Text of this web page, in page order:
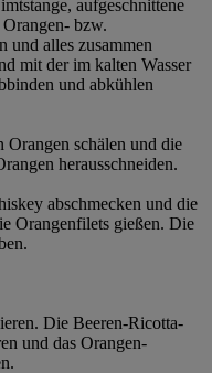
aufgeschnittene
bzw.
und alles zusammen
mit der im kalten Wasser
und abkühlen
schälen und die
herausschneiden.
abschmecken und die
Orangenfilets gießen. Die
Die Beeren-Ricotta-
und das Orangen-